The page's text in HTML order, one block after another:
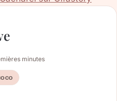
minutes